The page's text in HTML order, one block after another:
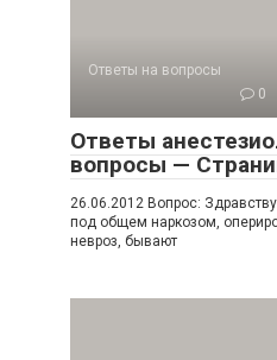
Ответы на вопросы
0
Ответы
вопросы —
26.06.2012 Вопрос:
под общем наркозом,
невроз, бывают